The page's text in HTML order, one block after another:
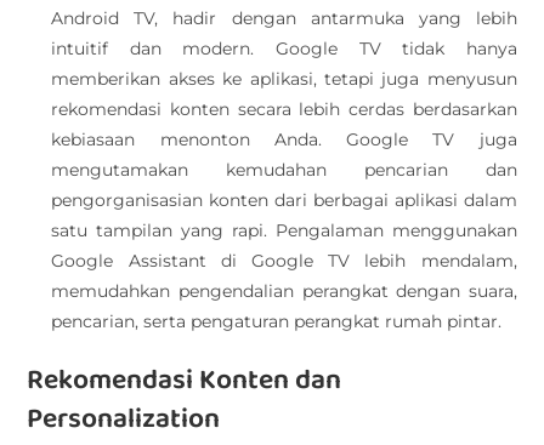
Android TV, hadir dengan antarmuka yang lebih
intuitif dan modern. Google TV tidak hanya
memberikan akses ke aplikasi, tetapi juga menyusun
rekomendasi konten secara lebih cerdas berdasarkan
kebiasaan menonton Anda. Google TV juga
mengutamakan kemudahan pencarian dan
pengorganisasian konten dari berbagai aplikasi dalam
satu tampilan yang rapi. Pengalaman menggunakan
Google Assistant di Google TV lebih mendalam,
memudahkan pengendalian perangkat dengan suara,
pencarian, serta pengaturan perangkat rumah pintar.
Rekomendasi Konten dan
Personalization